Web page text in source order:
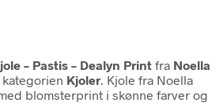
– Pastis – Dealyn Print fra Noella
Kjoler. Kjole fra Noella
blomsterprint i skønne farver og